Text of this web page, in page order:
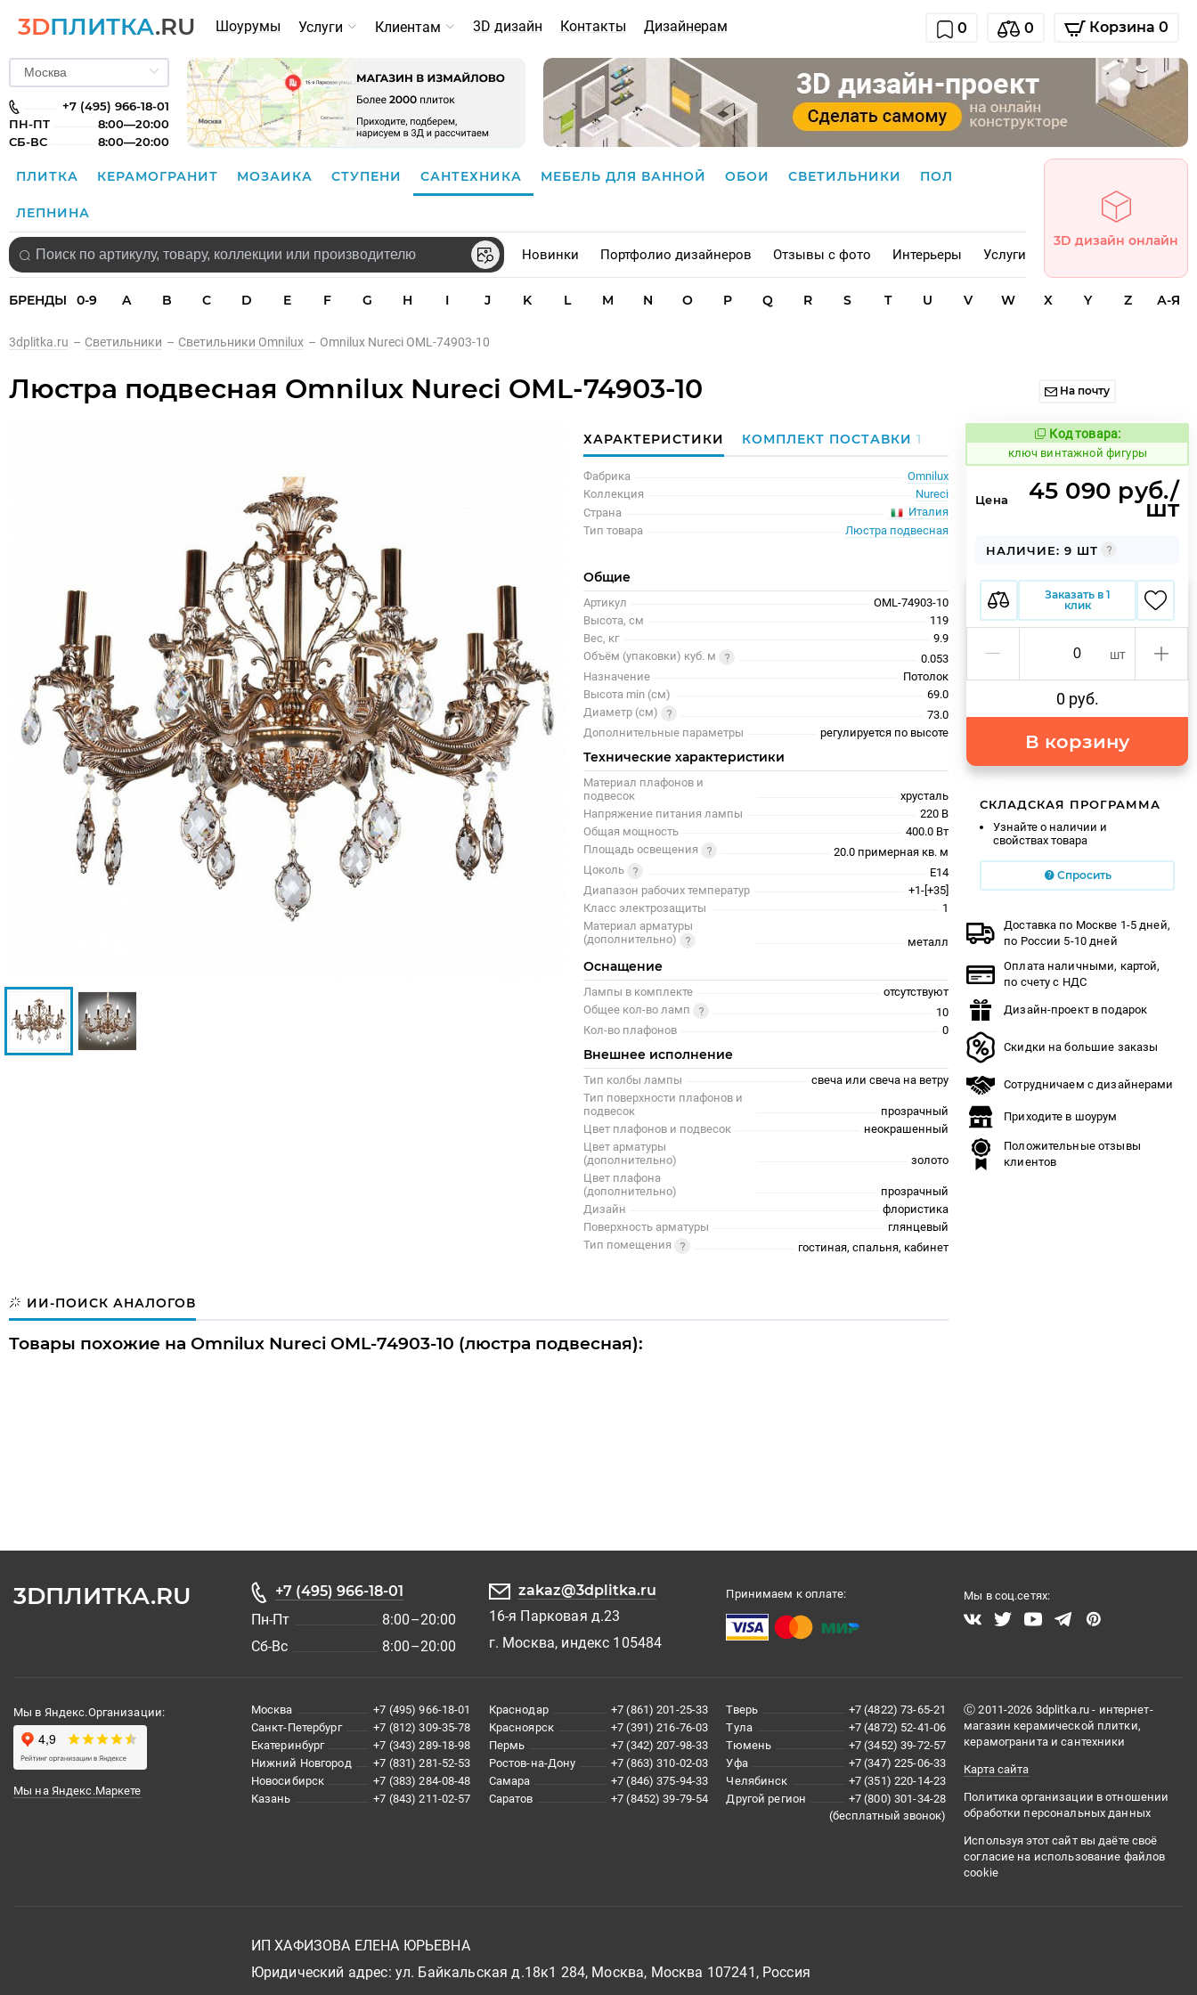
3DПЛИТКА.RU Шоурумы Услуги Клиентам 3D дизайн Контакты Дизайнерам 0 0 Корзина 0
+7 (495) 966-18-01
ПН-ПТ
8:00—20:00
СБ-ВС
8:00—20:00
ПЛИТКА КЕРАМОГРАНИТ МОЗАИКА СТУПЕНИ САНТЕХНИКА МЕБЕЛЬ ДЛЯ ВАННОЙ ОБОИ СВЕТИЛЬНИКИ ПОЛ
ЛЕПНИНА
Новинки Портфолио дизайнеров Отзывы с фото Интерьеры Услуги
3D дизайн онлайн
БРЕНДЫ 0-9 A B C D E F G H I J K L M N O P Q R S T U V W X Y Z А-Я
3dplitka.ru – Светильники – Светильники Omnilux – Omnilux Nureci OML-74903-10
Люстра подвесная Omnilux Nureci OML-74903-10 На почту
ХАРАКТЕРИСТИКИ КОМПЛЕКТ ПОСТАВКИ1
Фабрика
Omnilux
Коллекция
Nureci
Страна
Италия
Тип товара
Люстра подвесная
Общие
Артикул
OML-74903-10
Высота, см
119
Вес, кг
9.9
Объём (упаковки) куб. м
0.053
Назначение
Потолок
Высота min (см)
69.0
Диаметр (см)
73.0
Дополнительные параметры
регулируется по высоте
Технические характеристики
Материал плафонов и
подвесок
хрусталь
Напряжение питания лампы
220 В
Общая мощность
400.0 Вт
Площадь освещения
20.0 примерная кв. м
Цоколь
E14
Диапазон рабочих температур
+1-[+35]
Класс электрозащиты
1
Материал арматуры
(дополнительно)
металл
Оснащение
Лампы в комплекте
отсутствуют
Общее кол-во ламп
10
Кол-во плафонов
0
Внешнее исполнение
Тип колбы лампы
свеча или свеча на ветру
Тип поверхности плафонов и
подвесок
прозрачный
Цвет плафонов и подвесок
неокрашенный
Цвет арматуры
(дополнительно)
золото
Цвет плафона
(дополнительно)
прозрачный
Дизайн
флористика
Поверхность арматуры
глянцевый
Тип помещения
гостиная, спальня, кабинет
ИИ-ПОИСК АНАЛОГОВ
Товары похожие на Omnilux Nureci OML-74903-10 (люстра подвесная):
Код товара:
673865 Код товара:
ключ винтажной фигуры
Цена 45 090 руб./
шт
НАЛИЧИЕ: 9 ШТ
Заказать в 1
клик
шт
0 руб.
В корзину
СКЛАДСКАЯ ПРОГРАММА
Узнайте о наличии и
свойствах товара
Спросить
Доставка по Москве 1-5 дней,
по России 5-10 дней
Оплата наличными, картой,
по счету с НДС
Дизайн-проект в подарок
Скидки на большие заказы
Сотрудничаем с дизайнерами
Приходите в шоурум
Положительные отзывы
клиентов
3DПЛИТКА.RU
+7 (495) 966-18-01
Пн-Пт
8:00–20:00
Сб-Вс
8:00–20:00
zakaz@3dplitka.ru
16-я Парковая д.23
г. Москва, индекс 105484
Принимаем к оплате: Мы в соц.сетях:
Мы в Яндекс.Организации:
Мы на Яндекс.Маркете
Москва
+7 (495) 966-18-01
Санкт-Петербург
+7 (812) 309-35-78
Екатеринбург
+7 (343) 289-18-98
Нижний Новгород
+7 (831) 281-52-53
Новосибирск
+7 (383) 284-08-48
Казань
+7 (843) 211-02-57
Краснодар
+7 (861) 201-25-33
Красноярск
+7 (391) 216-76-03
Пермь
+7 (342) 207-98-33
Ростов-на-Дону
+7 (863) 310-02-03
Самара
+7 (846) 375-94-33
Саратов
+7 (8452) 39-79-54
Тверь
+7 (4822) 73-65-21
Тула
+7 (4872) 52-41-06
Тюмень
+7 (3452) 39-72-57
Уфа
+7 (347) 225-06-33
Челябинск
+7 (351) 220-14-23
Другой регион
+7 (800) 301-34-28
(бесплатный звонок)
Ⓒ 2011-2026 3dplitka.ru - интернет-
магазин керамической плитки,
керамогранита и сантехники
Карта сайта
Политика организации в отношении
обработки персональных данных
Используя этот сайт вы даёте своё
согласие на использование файлов
cookie
ИП ХАФИЗОВА ЕЛЕНА ЮРЬЕВНА
Юридический адрес: ул. Байкальская д.18к1 284, Москва, Москва 107241, Россия